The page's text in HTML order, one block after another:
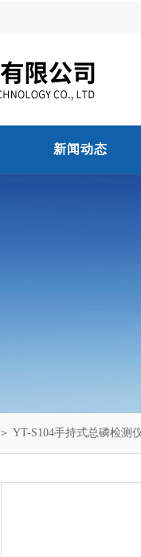
新闻动态
＞ YT-S104手持式总磷检测